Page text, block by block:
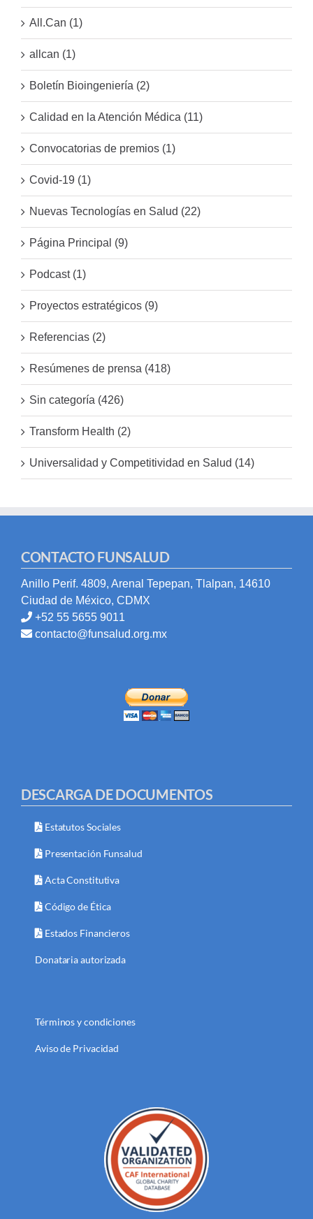
All.Can (1)
allcan (1)
Boletín Bioingeniería (2)
Calidad en la Atención Médica (11)
Convocatorias de premios (1)
Covid-19 (1)
Nuevas Tecnologías en Salud (22)
Página Principal (9)
Podcast (1)
Proyectos estratégicos (9)
Referencias (2)
Resúmenes de prensa (418)
Sin categoría (426)
Transform Health (2)
Universalidad y Competitividad en Salud (14)
CONTACTO FUNSALUD
Anillo Perif. 4809, Arenal Tepepan, Tlalpan, 14610
Ciudad de México, CDMX
+52 55 5655 9011
contacto@funsalud.org.mx
DESCARGA DE DOCUMENTOS
Estatutos Sociales
Presentación Funsalud
Acta Constitutiva
Código de Ética
Estados Financieros
Donataria autorizada
Términos y condiciones
Aviso de Privacidad